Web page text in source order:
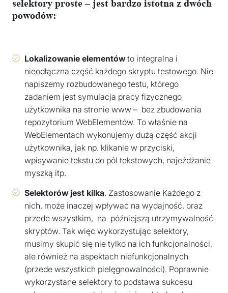
selektory proste – jest bardzo istotna z dwóch
powodów:
Lokalizowanie elementówto integralna i
nieodłączna część każdego skryptu testowego. Nie
napiszemy rozbudowanego testu, którego
zadaniem jest symulacja pracy fizycznego
użytkownika na stronie www – bez zbudowania
repozytorium WebElementów. To właśnie na
WebElementach wykonujemy dużą część akcji
użytkownika, jak np. klikanie w przyciski,
wpisywanie tekstu do pól tekstowych, najeżdżanie
myszką itp.
Selektorów jest kilka. Zastosowanie Każdego z
nich, może inaczej wpływać na wydajność, oraz
przede wszystkim, na późniejszą utrzymywalność
skryptów. Tak więc wykorzystując selektory,
musimy skupić się nie tylko na ich funkcjonalności,
ale również na aspektach niefunkcjonalnych
(przede wszystkich pielęgnowalności). Poprawnie
wykorzystane selektory to podstawa sukcesu